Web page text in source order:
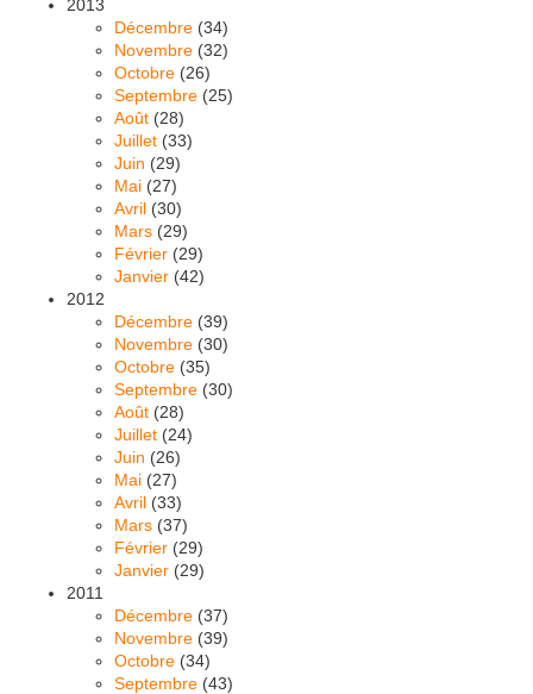
2013
Décembre (34)
Novembre (32)
Octobre (26)
Septembre (25)
Août (28)
Juillet (33)
Juin (29)
Mai (27)
Avril (30)
Mars (29)
Février (29)
Janvier (42)
2012
Décembre (39)
Novembre (30)
Octobre (35)
Septembre (30)
Août (28)
Juillet (24)
Juin (26)
Mai (27)
Avril (33)
Mars (37)
Février (29)
Janvier (29)
2011
Décembre (37)
Novembre (39)
Octobre (34)
Septembre (43)